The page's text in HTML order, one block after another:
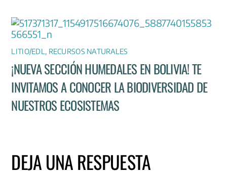
LITIO/EDL , RECURSOS NATURALES
¡NUEVA SECCIÓN HUMEDALES EN BOLIVIA! TE
INVITAMOS A CONOCER LA BIODIVERSIDAD DE
NUESTROS ECOSISTEMAS
DEJA UNA RESPUESTA